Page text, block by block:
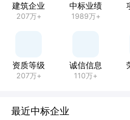
建筑企业
207万+
中标业绩
1989万+
资质等级
207万+
诚信信息
110万+
最近中标企业